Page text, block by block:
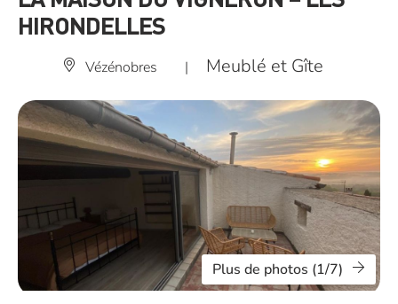
HIRONDELLES
Vézénobres | Meublé et Gîte
Plus de photos (1/7)